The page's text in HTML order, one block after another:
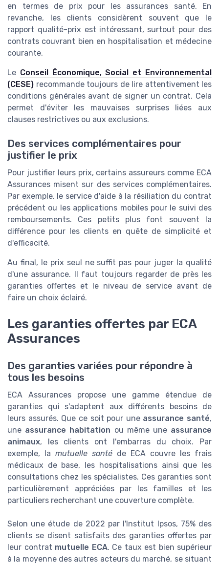
en termes de prix pour les assurances santé. En
revanche, les clients considèrent souvent que le
rapport qualité-prix est intéressant, surtout pour des
contrats couvrant bien en hospitalisation et médecine
courante.
Le Conseil Économique, Social et Environnemental
(CESE) recommande toujours de lire attentivement les
conditions générales avant de signer un contrat. Cela
permet d'éviter les mauvaises surprises liées aux
clauses restrictives ou aux exclusions.
Des services complémentaires pour
justifier le prix
Pour justifier leurs prix, certains assureurs comme ECA
Assurances misent sur des services complémentaires.
Par exemple, le service d'aide à la résiliation du contrat
précédent ou les applications mobiles pour le suivi des
remboursements. Ces petits plus font souvent la
différence pour les clients en quête de simplicité et
d'efficacité.
Au final, le prix seul ne suffit pas pour juger la qualité
d'une assurance. Il faut toujours regarder de près les
garanties offertes et le niveau de service avant de
faire un choix éclairé.
Les garanties offertes par ECA
Assurances
Des garanties variées pour répondre à
tous les besoins
ECA Assurances propose une gamme étendue de
garanties qui s'adaptent aux différents besoins de
leurs assurés. Que ce soit pour une assurance santé,
une assurance habitation ou même une assurance
animaux, les clients ont l'embarras du choix. Par
exemple, la mutuelle santé de ECA couvre les frais
médicaux de base, les hospitalisations ainsi que les
consultations chez les spécialistes. Ces garanties sont
particulièrement appréciées par les familles et les
particuliers recherchant une couverture complète.
Selon une étude de 2022 par l'Institut Ipsos, 75% des
clients se disent satisfaits des garanties offertes par
leur contrat mutuelle ECA. Ce taux est bien supérieur
à la moyenne des autres acteurs du marché, se situant